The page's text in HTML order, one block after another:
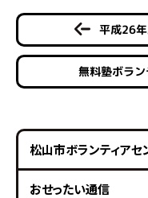
平成26
無料塾ボラ
松山市ボランティアセ
おせったい通信